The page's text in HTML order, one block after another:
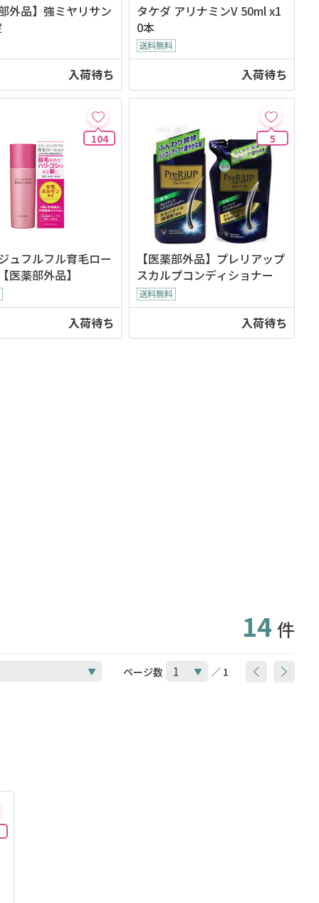
外品】強ミヤリサン
入荷待ち
タケダ アリナミンV 50ml x1
0本
入荷待ち
104
ュフルフル育毛ロー
医薬部外品】
入荷待ち
5
【医薬部外品】プレリアップ
スカルプコンディショナー
入荷待ち
14 件
ページ数 ／ 1